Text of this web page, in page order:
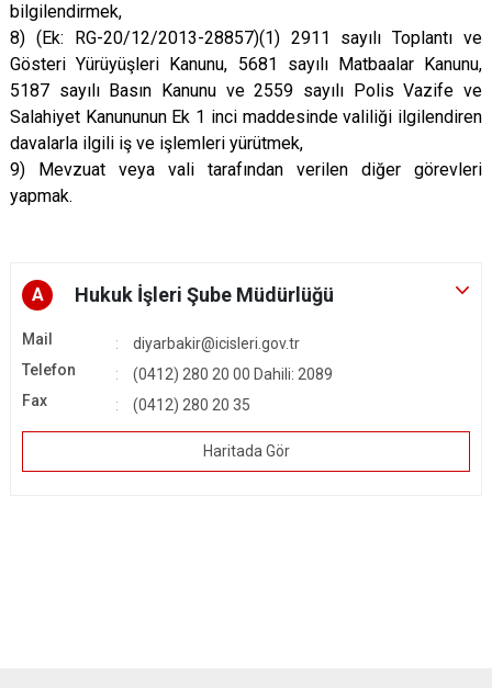
bilgilendirmek,
8) (Ek: RG-20/12/2013-28857)(1) 2911 sayılı Toplantı ve
Gösteri Yürüyüşleri Kanunu, 5681 sayılı Matbaalar Kanunu,
5187 sayılı Basın Kanunu ve 2559 sayılı Polis Vazife ve
Salahiyet Kanununun Ek 1 inci maddesinde valiliği ilgilendiren
davalarla ilgili iş ve işlemleri yürütmek,
9) Mevzuat veya vali tarafından verilen diğer görevleri
yapmak.
A Hukuk İşleri Şube Müdürlüğü
Mail
diyarbakir@icisleri.gov.tr
Telefon
(0412) 280 20 00 Dahili: 2089
Fax
(0412) 280 20 35
Haritada Gör